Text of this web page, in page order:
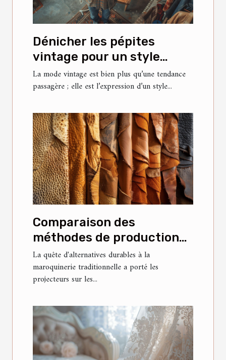
Dénicher les pépites
vintage pour un style
unique conseils et astuces
La mode vintage est bien plus qu’une tendance
passagère ; elle est l’expression d’un style...
Comparaison des
méthodes de production
des différents cuirs vegan
La quête d'alternatives durables à la
maroquinerie traditionnelle a porté les
projecteurs sur les...